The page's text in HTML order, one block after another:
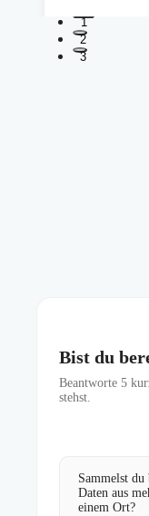
1
2
3
Bist du
Beantworte 5
stehst.
Sammelst du
Daten aus
einem Ort?